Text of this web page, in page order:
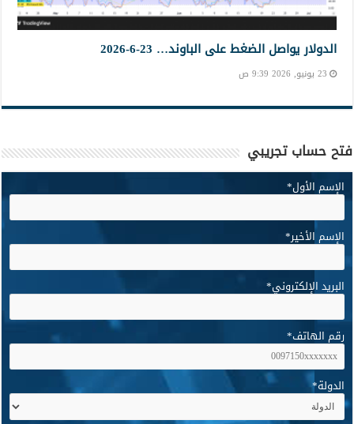
الدولار يواصل الضغط على الباوند… 23-6-2026
23 يونيو, 2026 9:39 ص
فتح حساب تجريبي
الإسم الأول*
الإسم الأخير*
البريد الإلكتروني*
رقم الهاتف*
الدولة*